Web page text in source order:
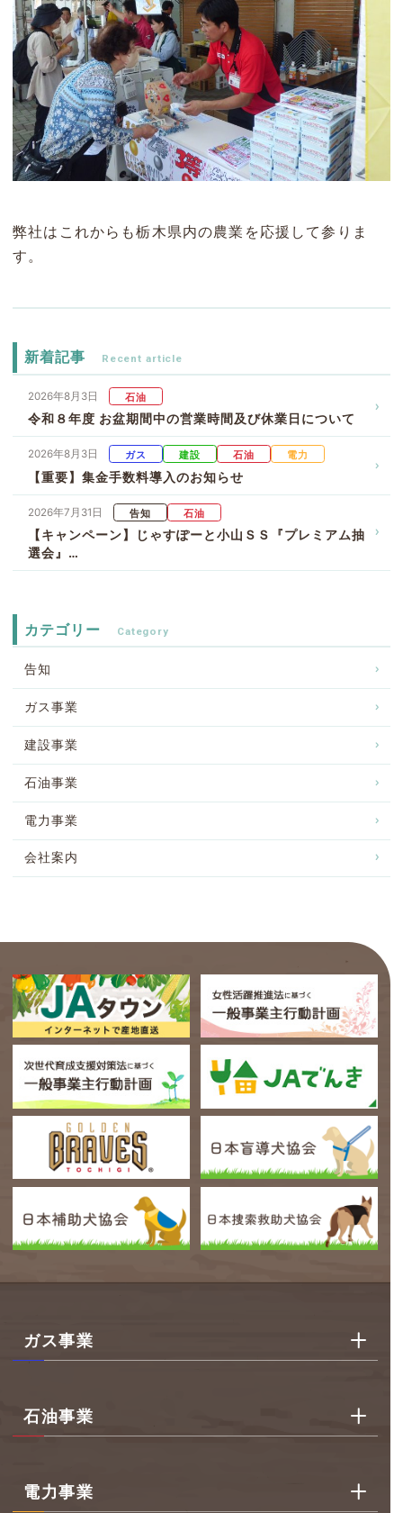
弊社はこれからも栃木県内の農業を応援して参りま
す。
新着記事
2026年8月3日 石油
令和８年度 お盆期間中の営業時間及び休業日について
2026年8月3日 ガス 建設 石油 電力
【重要】集金手数料導入のお知らせ
2026年7月31日 告知 石油
【キャンペーン】じゃすぽーと小山ＳＳ『プレミアム抽
選会』…
カテゴリー
告知
ガス事業
建設事業
石油事業
電力事業
会社案内
ガス事業
石油事業
電力事業